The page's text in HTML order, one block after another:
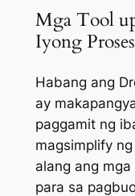
Mga Tool
Iyong
Habang ang
ay
paggamit ng
magsimplify
alang ang
para sa